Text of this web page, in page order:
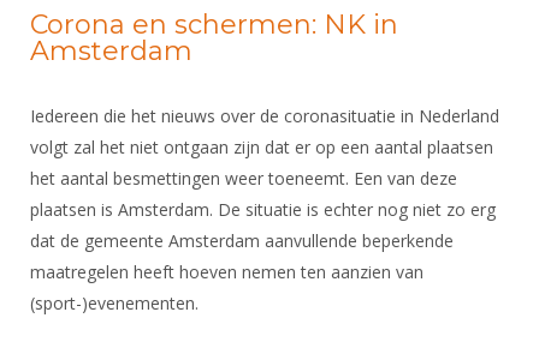
Vacatures
Bondsbureau
Contact
Medewerkers
Samenwerking
Formulieren
Schermpaspoort
Rolstoelschermen
Wedstrijdkalender
KNAS Keurmerk
NK's
JEC
Atletencommissie
Internationale aanmeldingen
Internationale opleidingen
Voor scheidsrechters
Nieuws
Scheidsrechterslijst
Corona en schermen: NK in
Amsterdam
Iedereen die het nieuws over de coronasituatie in Nederland
volgt zal het niet ontgaan zijn dat er op een aantal plaatsen
het aantal besmettingen weer toeneemt. Een van deze
plaatsen is Amsterdam. De situatie is echter nog niet zo erg
dat de gemeente Amsterdam aanvullende beperkende
maatregelen heeft hoeven nemen ten aanzien van
(sport-)evenementen.